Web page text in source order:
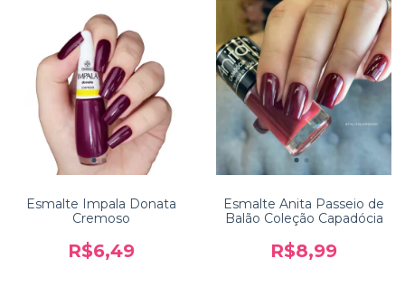
Esmalte Impala Donata
Cremoso
R$6,49
Esmalte Anita Passeio de
Balão Coleção Capadócia
R$8,99